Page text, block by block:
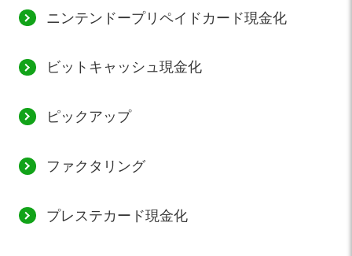
ニンテンドープリペイドカード現金化
ビットキャッシュ現金化
ピックアップ
ファクタリング
プレステカード現金化